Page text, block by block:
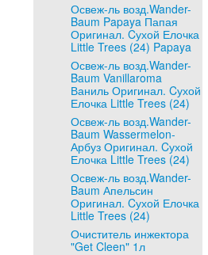
Освеж-ль возд.Wander-
Baum Papaya Папая
Оригинал. Cухой Елочка
Little Trees (24) Papaya
Освеж-ль возд.Wander-
Baum Vanillaroma
Ваниль Оригинал. Cухой
Елочка Little Trees (24)
Освеж-ль возд.Wander-
Baum Wassermelon-
Арбуз Оригинал. Cухой
Елочка Little Trees (24)
Освеж-ль возд.Wander-
Baum Апельсин
Оригинал. Cухой Елочка
Little Trees (24)
Очиститель инжектора
"Get Cleen" 1л